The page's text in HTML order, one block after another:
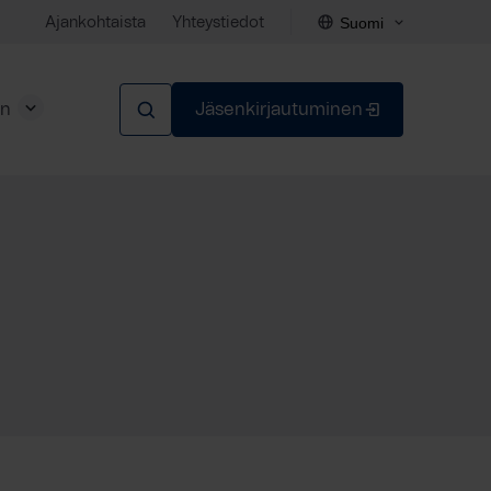
Ajankohtaista Yhteystiedot Suomi
Jäsenkirjautuminen